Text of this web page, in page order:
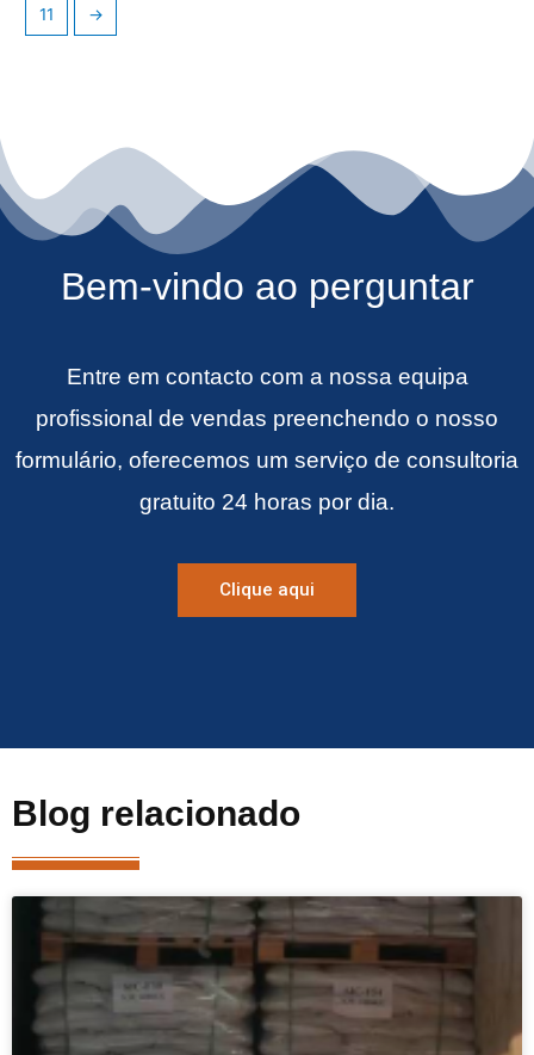
11 →
Bem-vindo ao perguntar
Entre em contacto com a nossa equipa
profissional de vendas preenchendo o nosso
formulário, oferecemos um serviço de consultoria
gratuito 24 horas por dia.
Clique aqui
Blog relacionado